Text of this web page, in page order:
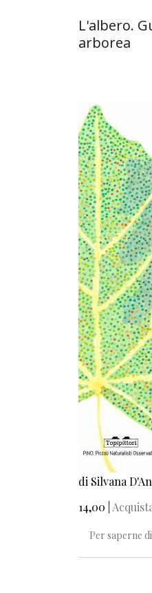
L'albero.
arborea
di Silvana
14,00 |
Per saperne